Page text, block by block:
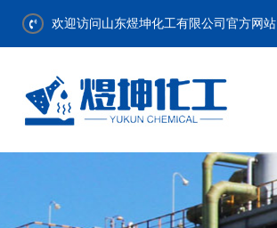
欢迎访问山东煜坤化工有限公司官方网站